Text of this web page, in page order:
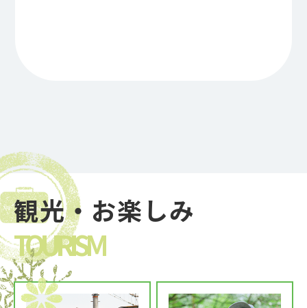
観光・お楽しみ
TOURISM